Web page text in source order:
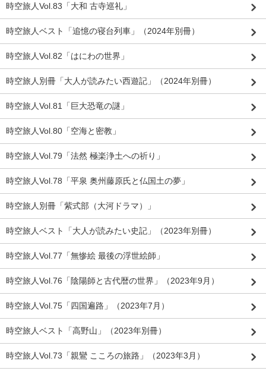
時空旅人Vol.83「大和 古寺巡礼」
時空旅人ベスト「追憶の寝台列車」（2024年別冊）
時空旅人Vol.82「はにわの世界」
時空旅人別冊「大人が読みたい西遊記」（2024年別冊）
時空旅人Vol.81「巨大恐竜の謎」
時空旅人Vol.80「空海と密教」
時空旅人Vol.79「法然 極楽浄土への祈り」
時空旅人Vol.78「平泉 奥州藤原氏と仏国土の夢」
時空旅人別冊「紫式部（大河ドラマ）」
時空旅人ベスト「大人が読みたい史記」（2023年別冊）
時空旅人Vol.77「無惨絵 最後の浮世絵師」
時空旅人Vol.76「陰陽師と古代暦の世界」（2023年9月）
時空旅人Vol.75「四国遍路」（2023年7月）
時空旅人ベスト「高野山」（2023年別冊）
時空旅人Vol.73「親鸞 こころの旅路」（2023年3月）